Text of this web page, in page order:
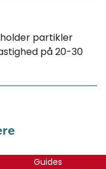
holder partikler
på 20-30
Guides